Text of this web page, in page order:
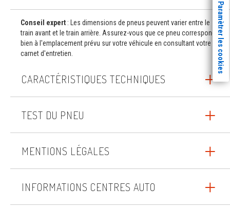
Conseil expert : Les dimensions de pneus peuvent varier entre le
train avant et le train arrière. Assurez-vous que ce pneu correspond
bien à l'emplacement prévu sur votre véhicule en consultant votre
carnet d'entretien.
CARACTÉRISTIQUES TECHNIQUES
TEST DU PNEU
MENTIONS LÉGALES
INFORMATIONS CENTRES AUTO
Paramètrer les cookies